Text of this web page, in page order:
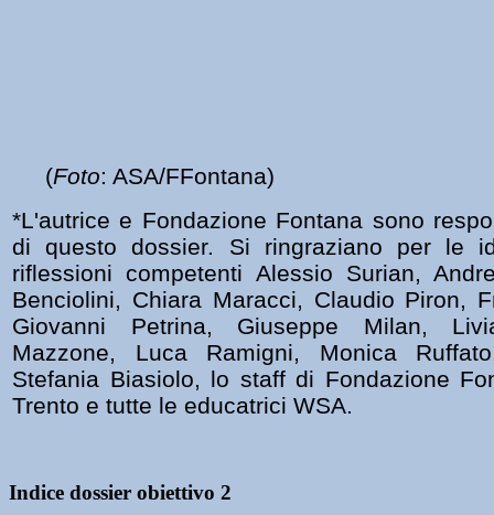
(Foto: ASA/FFontana)
*L'autrice e Fondazione Fontana sono
di questo dossier. Si ringraziano per le
riflessioni competenti Alessio Surian,
Benciolini, Chiara Maracci, Claudio Piron,
Giovanni Petrina, Giuseppe Milan,
Mazzone, Luca Ramigni, Monica
Stefania Biasiolo, lo staff di Fondazione
Trento e tutte le educatrici WSA.
Indice dossier obiettivo 2